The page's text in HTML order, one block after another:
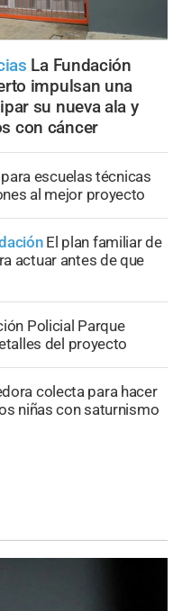
La Fundación
impulsan una
su nueva ala y
con cáncer
escuelas técnicas
al mejor proyecto
El plan familiar de
actuar antes de que
Policial Parque
del proyecto
colecta para hacer
niñas con saturnismo